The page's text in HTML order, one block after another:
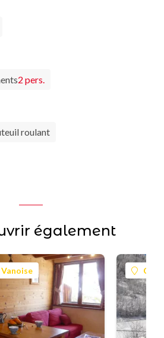
2 pers.
roulant
également
Vanoise